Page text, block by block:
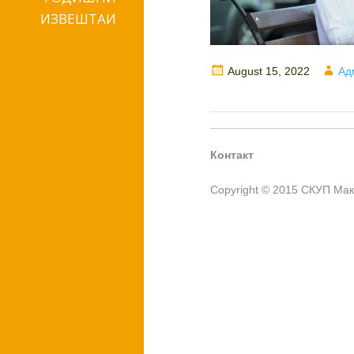
ИЗВЕШТАИ
Posted
August 15, 2022
Контакт
Copyright © 2015 СКУП